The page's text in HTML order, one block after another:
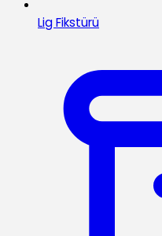
Lig Fikstürü